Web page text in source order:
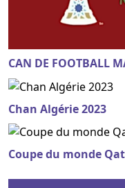
CAN DE FOOTBALL
Chan Algérie 2023
Coupe du monde